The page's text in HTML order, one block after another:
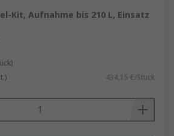
Kit, Aufnahme bis 210 L, Einsatz
434,15 €/Stück